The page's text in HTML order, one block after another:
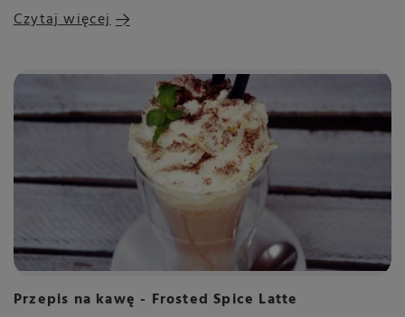
Czytaj więcej
Przepis na kawę - Frosted Spice Latte